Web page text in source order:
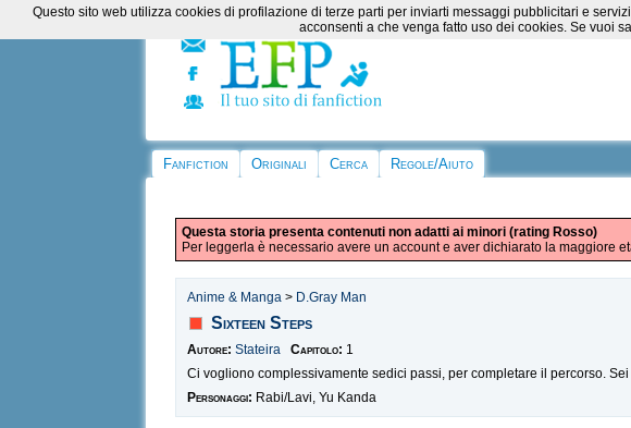
Fanfiction Originali Cerca Regole/Aiuto
Questa storia presenta contenuti non adatti ai minori (rating Rosso)
Per leggerla è necessario avere un account e aver dichiarato la maggiore
Anime & Manga > D.Gray Man
Sixteen Steps
Autore: Stateira Capitolo: 1
Ci vogliono complessivamente sedici passi, per completare il percorso.
Personaggi: Rabi/Lavi, Yu Kanda
Questo sito web utilizza cookies di profilazione di terze parti per inviarti messaggi pubblicitari e
acconsenti a che venga fatto uso dei cookies. Se vuoi